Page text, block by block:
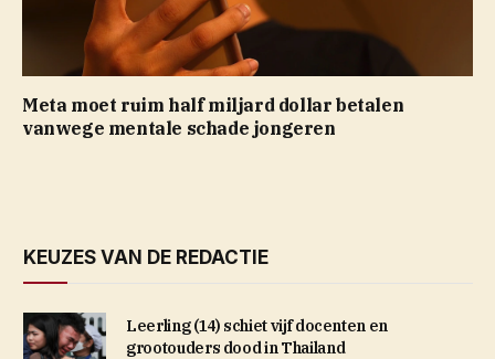
Meta moet ruim half miljard dollar betalen
vanwege mentale schade jongeren
KEUZES VAN DE REDACTIE
Leerling (14) schiet vijf docenten en
grootouders dood in Thailand